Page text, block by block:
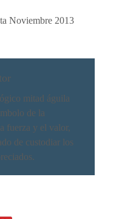
Noviembre 2013
mitad águila
de la
fuerza y el valor,
de custodiar los